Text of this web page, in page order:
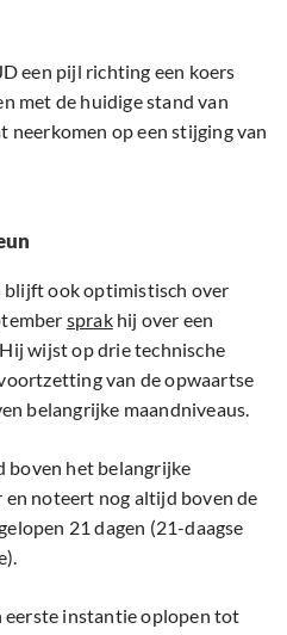
een pijl richting een koers
met de huidige stand van
neerkomen op een stijging van
blijft ook optimistisch over
sprakhij over een
wijst op drie technische
van de opwaartse
belangrijke maandniveaus.
boven het belangrijke
noteert nog altijd boven de
21 dagen (21-daagse
eerste instantie oplopen tot